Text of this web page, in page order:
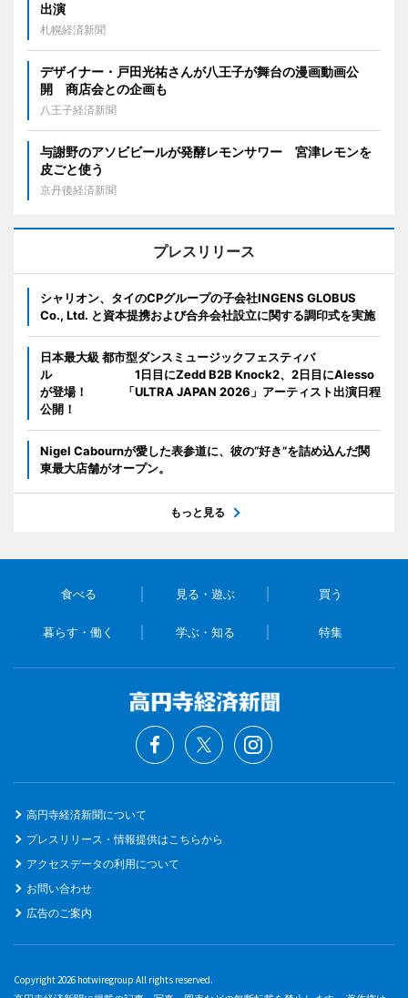
出演
札幌経済新聞
デザイナー・戸田光祐さんが八王子が舞台の漫画動画公
開 商店会との企画も
八王子経済新聞
与謝野のアソビビールが発酵レモンサワー 宮津レモンを
皮ごと使う
京丹後経済新聞
プレスリリース
シャリオン、タイのCPグループの子会社INGENS GLOBUS
Co., Ltd. と資本提携および合弁会社設立に関する調印式を実施
日本最大級 都市型ダンスミュージックフェスティバ
ル 1日目にZedd B2B Knock2、2日目にAlesso
が登場！ 「ULTRA JAPAN 2026」アーティスト出演日程
公開！
Nigel Cabournが愛した表参道に、彼の“好き”を詰め込んだ関
東最大店舗がオープン。
もっと見る
食べる 見る・遊ぶ 買う
暮らす・働く 学ぶ・知る 特集
高円寺経済新聞について
プレスリリース・情報提供はこちらから
アクセスデータの利用について
お問い合わせ
広告のご案内
Copyright 2026 hotwiregroup All rights reserved.